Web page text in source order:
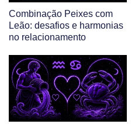
Combinação Peixes com
Leão: desafios e harmonias
no relacionamento